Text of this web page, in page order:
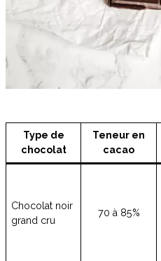
Type de
chocolat
Teneur en
cacao
Chocolat noir
grand cru
70 à 85%